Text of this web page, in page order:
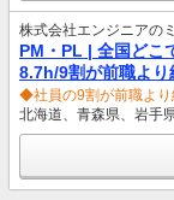
株式会社エンジニアの
PM・PL | 全国どこ
8.7h/9割が前職より
◆社員の9割が前職より
北海道、青森県、岩手